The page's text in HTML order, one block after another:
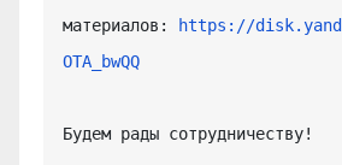
материалов:
https://
OTA_bwQQ
Будем рады сотрудничеству!